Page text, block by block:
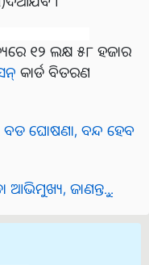
୧୨ ଲକ୍ଷ ୫୮ ହଜାର
କାର୍ଡ ବିତରଣ
ବଡ ଘୋଷଣା, ବନ୍ଦ ହେବ
ଆଭିମୁଖ୍ୟ, ଜାଣନ୍ତୁ...